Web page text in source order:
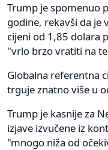
Trump je spomenuo
godine, rekavši da je
cijeni od 1,85 dolara
"vrlo brzo vratiti na
Globalna referentna
trguje znatno više u
Trump je kasnije za
izjave izvučene iz
"mnogo niža od